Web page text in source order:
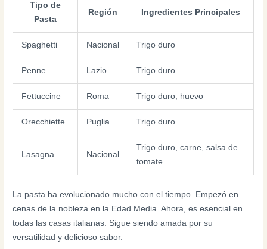
Tipo de
Pasta
Región Ingredientes Principales
Spaghetti Nacional Trigo duro
Penne Lazio Trigo duro
Fettuccine Roma Trigo duro, huevo
Orecchiette Puglia Trigo duro
Lasagna Nacional
Trigo duro, carne, salsa de
tomate
La pasta ha evolucionado mucho con el tiempo. Empezó en
cenas de la nobleza en la Edad Media. Ahora, es esencial en
todas las casas italianas. Sigue siendo amada por su
versatilidad y delicioso sabor.